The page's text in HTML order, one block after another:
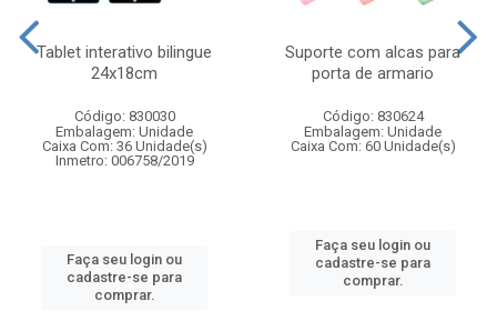
Tablet interativo bilingue
24x18cm
Código: 830030
Embalagem: Unidade
Caixa Com: 36 Unidade(s)
Inmetro: 006758/2019
Faça seu login ou
cadastre-se para
comprar.
Suporte com alcas para
porta de armario
Código: 830624
Embalagem: Unidade
Caixa Com: 60 Unidade(s)
Faça seu login ou
cadastre-se para
comprar.